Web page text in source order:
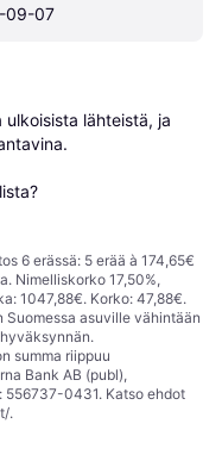
09-07
lähteistä, ja
6 erässä: 5 erää à 174,65€
Nimelliskorko 17,50%,
1047,88€. Korko: 47,88€.
Suomessa asuville vähintään
summa riippuu
Bank AB (publ),
556737-0431. Katso ehdot
.